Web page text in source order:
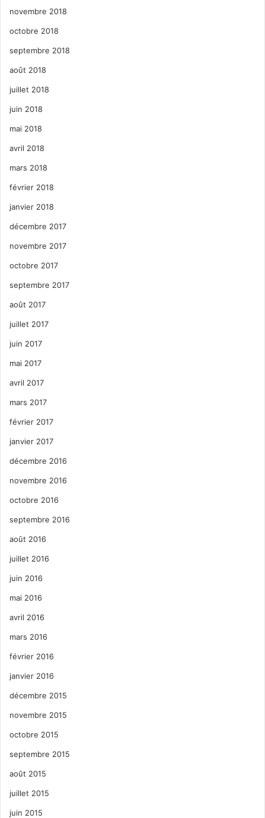
novembre 2018
octobre 2018
septembre 2018
août 2018
juillet 2018
juin 2018
mai 2018
avril 2018
mars 2018
février 2018
janvier 2018
décembre 2017
novembre 2017
octobre 2017
septembre 2017
août 2017
juillet 2017
juin 2017
mai 2017
avril 2017
mars 2017
février 2017
janvier 2017
décembre 2016
novembre 2016
octobre 2016
septembre 2016
août 2016
juillet 2016
juin 2016
mai 2016
avril 2016
mars 2016
février 2016
janvier 2016
décembre 2015
novembre 2015
octobre 2015
septembre 2015
août 2015
juillet 2015
juin 2015